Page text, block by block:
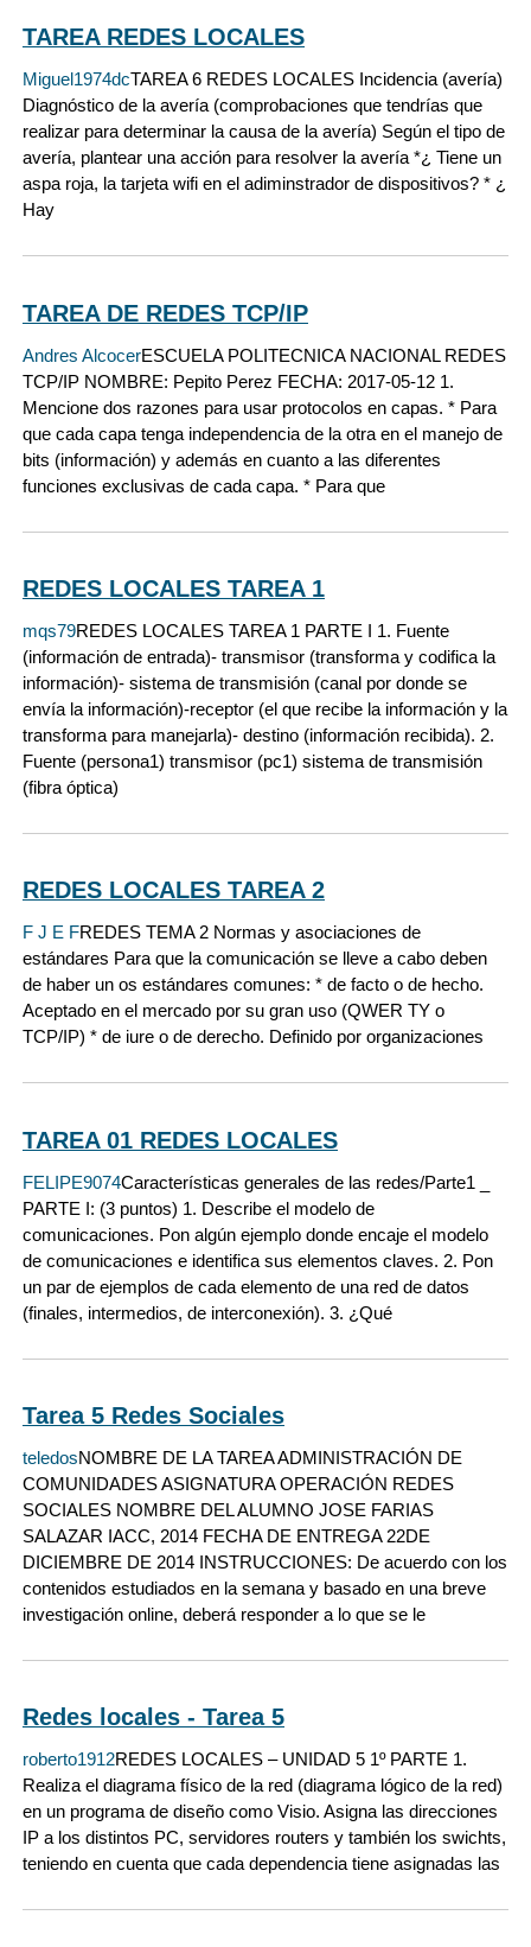
TAREA REDES LOCALES
Miguel1974dcTAREA 6 REDES LOCALES Incidencia (avería)
Diagnóstico de la avería (comprobaciones que tendrías que
realizar para determinar la causa de la avería) Según el tipo de
avería, plantear una acción para resolver la avería *¿ Tiene un
aspa roja, la tarjeta wifi en el adiminstrador de dispositivos? * ¿
Hay
TAREA DE REDES TCP/IP
Andres AlcocerESCUELA POLITECNICA NACIONAL REDES
TCP/IP NOMBRE: Pepito Perez FECHA: 2017-05-12 1.
Mencione dos razones para usar protocolos en capas. * Para
que cada capa tenga independencia de la otra en el manejo de
bits (información) y además en cuanto a las diferentes
funciones exclusivas de cada capa. * Para que
REDES LOCALES TAREA 1
mqs79REDES LOCALES TAREA 1 PARTE I 1. Fuente
(información de entrada)- transmisor (transforma y codifica la
información)- sistema de transmisión (canal por donde se
envía la información)-receptor (el que recibe la información y la
transforma para manejarla)- destino (información recibida). 2.
Fuente (persona1) transmisor (pc1) sistema de transmisión
(fibra óptica)
REDES LOCALES TAREA 2
F J E FREDES TEMA 2 Normas y asociaciones de
estándares Para que la comunicación se lleve a cabo deben
de haber un os estándares comunes: * de facto o de hecho.
Aceptado en el mercado por su gran uso (QWER TY o
TCP/IP) * de iure o de derecho. Definido por organizaciones
TAREA 01 REDES LOCALES
FELIPE9074Características generales de las redes/Parte1 _
PARTE I: (3 puntos) 1. Describe el modelo de
comunicaciones. Pon algún ejemplo donde encaje el modelo
de comunicaciones e identifica sus elementos claves. 2. Pon
un par de ejemplos de cada elemento de una red de datos
(finales, intermedios, de interconexión). 3. ¿Qué
Tarea 5 Redes Sociales
teledosNOMBRE DE LA TAREA ADMINISTRACIÓN DE
COMUNIDADES ASIGNATURA OPERACIÓN REDES
SOCIALES NOMBRE DEL ALUMNO JOSE FARIAS
SALAZAR IACC, 2014 FECHA DE ENTREGA 22DE
DICIEMBRE DE 2014 INSTRUCCIONES: De acuerdo con los
contenidos estudiados en la semana y basado en una breve
investigación online, deberá responder a lo que se le
Redes locales - Tarea 5
roberto1912REDES LOCALES – UNIDAD 5 1º PARTE 1.
Realiza el diagrama físico de la red (diagrama lógico de la red)
en un programa de diseño como Visio. Asigna las direcciones
IP a los distintos PC, servidores routers y también los swichts,
teniendo en cuenta que cada dependencia tiene asignadas las